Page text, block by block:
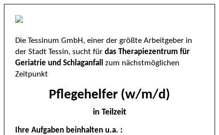
Die Tessinum GmbH, einer der größte Arbeitgeber in
der Stadt Tessin, sucht für das Therapiezentrum für
Geriatrie und Schlaganfall
zum nächstmöglichen
Zeitpunkt
Pflegehelfer (w/m/d)
in Teilzeit
Ihre Aufgaben beinhalten u.a. :